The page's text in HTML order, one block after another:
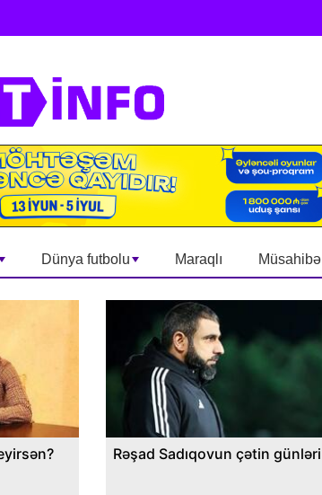
Dünya futbolu Maraqlı Müsahibə
Rəşad Sadıqovun çətin günləri